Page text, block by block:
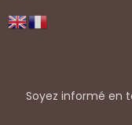
Soyez informé en